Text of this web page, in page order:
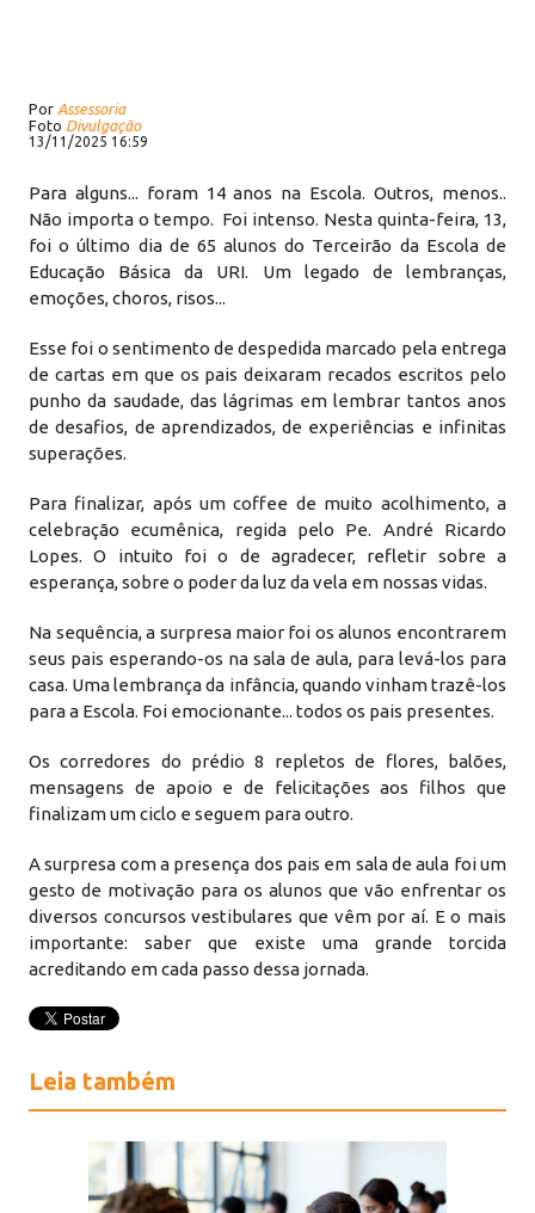
Por Assessoria
Foto Divulgação
13/11/2025 16:59
Para alguns... foram 14 anos na Escola. Outros, menos..
Não importa o tempo. Foi intenso. Nesta quinta-feira, 13,
foi o último dia de 65 alunos do Terceirão da Escola de
Educação Básica da URI. Um legado de lembranças,
emoções, choros, risos...
Esse foi o sentimento de despedida marcado pela entrega
de cartas em que os pais deixaram recados escritos pelo
punho da saudade, das lágrimas em lembrar tantos anos
de desafios, de aprendizados, de experiências e infinitas
superações.
Para finalizar, após um coffee de muito acolhimento, a
celebração ecumênica, regida pelo Pe. André Ricardo
Lopes. O intuito foi o de agradecer, refletir sobre a
esperança, sobre o poder da luz da vela em nossas vidas.
Na sequência, a surpresa maior foi os alunos encontrarem
seus pais esperando-os na sala de aula, para levá-los para
casa. Uma lembrança da infância, quando vinham trazê-los
para a Escola. Foi emocionante... todos os pais presentes.
Os corredores do prédio 8 repletos de flores, balões,
mensagens de apoio e de felicitações aos filhos que
finalizam um ciclo e seguem para outro.
A surpresa com a presença dos pais em sala de aula foi um
gesto de motivação para os alunos que vão enfrentar os
diversos concursos vestibulares que vêm por aí. E o mais
importante: saber que existe uma grande torcida
acreditando em cada passo dessa jornada.
Leia também